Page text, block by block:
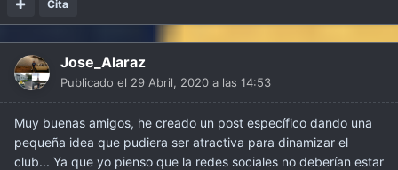
Cita
Jose_Alaraz
Publicado el 29 Abril, 2020 a las 14:53
Muy buenas amigos, he creado un post específico dando una
pequeña idea que pudiera ser atractiva para dinamizar el
club... Ya que yo pienso que la redes sociales no deberían estar